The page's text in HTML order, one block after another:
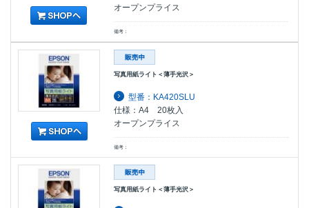
オープンプライス
備考：
写真用紙ライト＜薄手光沢＞
型番：KA420SLU
仕様：A4 20枚入
オープンプライス
備考：
写真用紙ライト＜薄手光沢＞